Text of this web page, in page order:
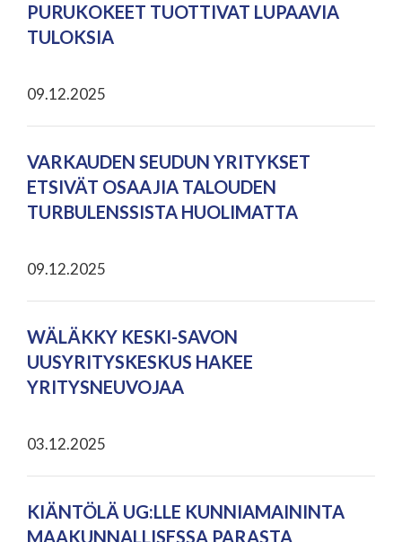
PURUKOKEET TUOTTIVAT LUPAAVIA
TULOKSIA
09.12.2025
VARKAUDEN SEUDUN YRITYKSET
ETSIVÄT OSAAJIA TALOUDEN
TURBULENSSISTA HUOLIMATTA
09.12.2025
WÄLÄKKY KESKI-SAVON
UUSYRITYSKESKUS HAKEE
YRITYSNEUVOJAA
03.12.2025
KIÄNTÖLÄ UG:LLE KUNNIAMAININTA
MAAKUNNALLISESSA PARASTA